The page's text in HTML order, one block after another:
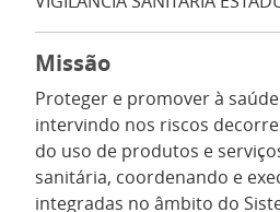
Missão
Proteger e promover à
intervindo nos riscos
do uso de produtos e
sanitária, coordenando e
integradas no âmbito do